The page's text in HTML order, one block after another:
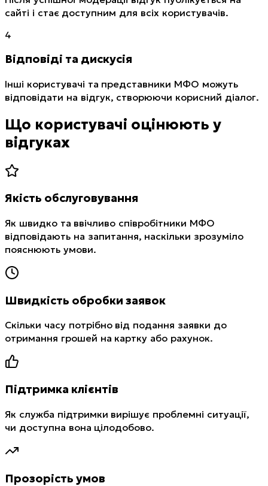
сайті і стає доступним для всіх користувачів.
4
Відповіді та дискусія
Інші користувачі та представники МФО можуть
відповідати на відгук, створюючи корисний діалог.
Що користувачі оцінюють у
відгуках
Якість обслуговування
Як швидко та ввічливо співробітники МФО
відповідають на запитання, наскільки зрозуміло
пояснюють умови.
Швидкість обробки заявок
Скільки часу потрібно від подання заявки до
отримання грошей на картку або рахунок.
Підтримка клієнтів
Як служба підтримки вирішує проблемні ситуації,
чи доступна вона цілодобово.
Прозорість умов